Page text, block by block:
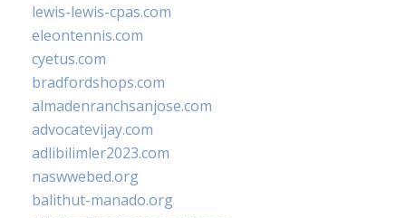
lewis-lewis-cpas.com
eleontennis.com
cyetus.com
bradfordshops.com
almadenranchsanjose.com
advocatevijay.com
adlibilimler2023.com
naswwebed.org
balithut-manado.org